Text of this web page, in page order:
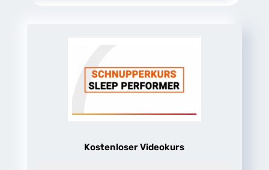
Kostenloser Videokurs